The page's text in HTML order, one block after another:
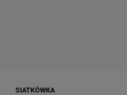
SIATKÓWKA